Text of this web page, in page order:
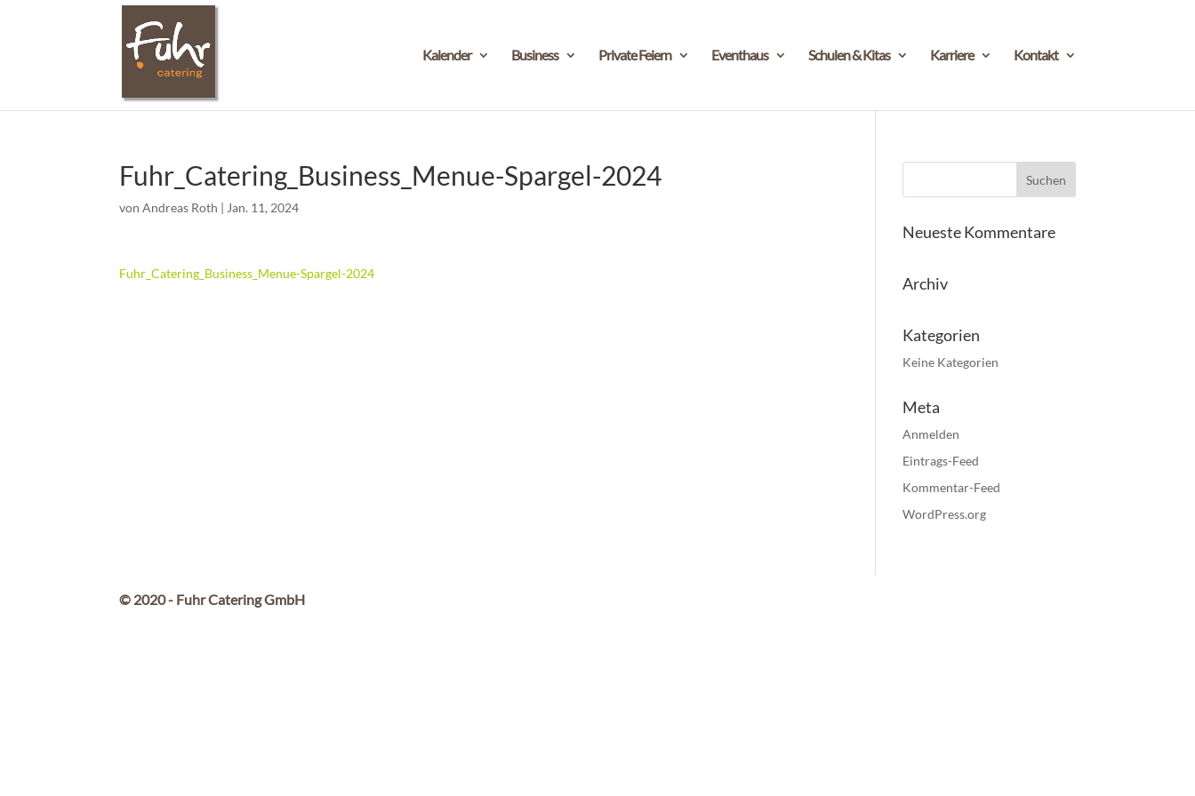
Kalender Business Private Feiern Eventhaus Schulen & Kitas Karriere Kontakt
Fuhr_Catering_Business_Menue-Spargel-2024
vonAndreas Roth | Jan. 11, 2024
Fuhr_Catering_Business_Menue-Spargel-2024
Neueste Kommentare
Archiv
Kategorien
Keine Kategorien
Meta
Anmelden
Eintrags-Feed
Kommentar-Feed
WordPress.org
© 2020 - Fuhr Catering GmbH